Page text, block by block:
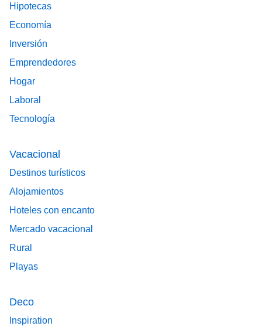
Hipotecas
Economía
Inversión
Emprendedores
Hogar
Laboral
Tecnología
Vacacional
Destinos turísticos
Alojamientos
Hoteles con encanto
Mercado vacacional
Rural
Playas
Deco
Inspiration